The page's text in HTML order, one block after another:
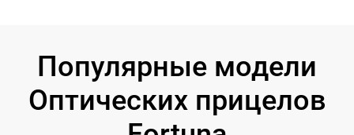
Популярные модели
Оптических прицелов